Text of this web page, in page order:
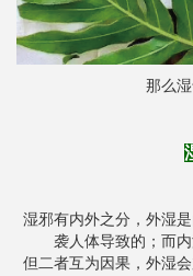
那么
湿邪有内外之分，外湿
袭人体导致的；而
但二者互为因果，外湿